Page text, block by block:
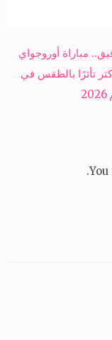
مباراة أوروجواي
تأثرًا بالطقس في